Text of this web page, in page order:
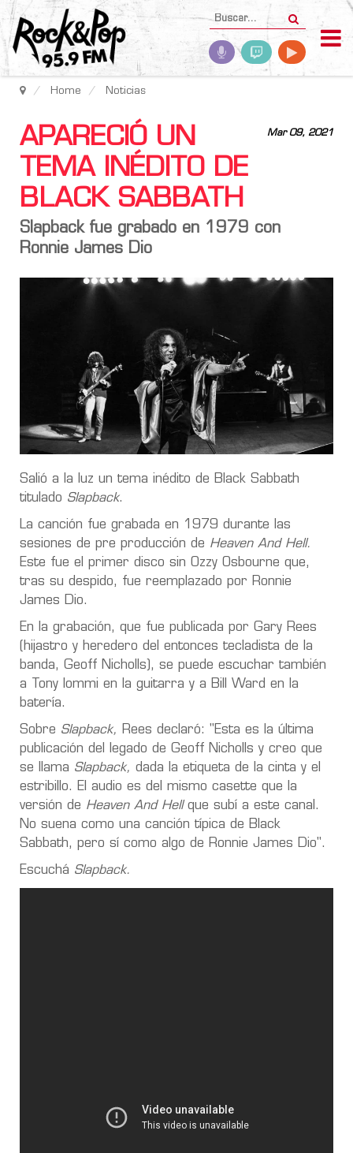
Home Noticias
Mar 09, 2021
APARECIÓ UN
TEMA INÉDITO DE
BLACK SABBATH
Slapback fue grabado en 1979 con
Ronnie James Dio
Salió a la luz un tema inédito de Black Sabbath
titulado Slapback.
La canción fue grabada en 1979 durante las
sesiones de pre producción de Heaven And Hell.
Este fue el primer disco sin Ozzy Osbourne que,
tras su despido, fue reemplazado por Ronnie
James Dio.
En la grabación, que fue publicada por Gary Rees
(hijastro y heredero del entonces tecladista de la
banda, Geoff Nicholls), se puede escuchar también
a Tony Iommi en la guitarra y a Bill Ward en la
batería.
Sobre Slapback,
Rees declaró: "Esta es la última
publicación del legado de Geoff Nicholls y creo que
se llama Slapback, dada la etiqueta de la cinta y el
estribillo. El audio es del mismo casette que la
versión de Heaven And Hellque subí a este canal.
No suena como una canción típica de Black
Sabbath, pero sí como algo de Ronnie James Dio".
Escuchá Slapback.